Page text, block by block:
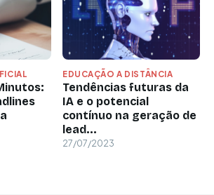
EDUCAÇÃO A DISTÂNCIA
Tendências futuras da
IA ​​​​e o potencial
contínuo na geração de
lead...
27/07/2023